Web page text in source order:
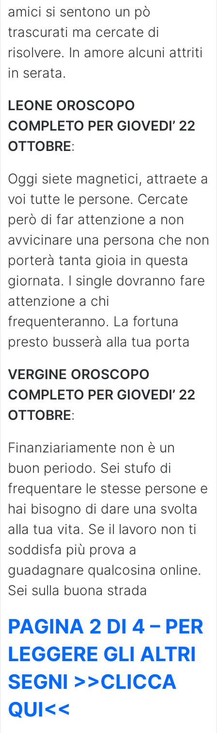
amici si sentono un pò
trascurati ma cercate di
risolvere. In amore alcuni attriti
in serata.
LEONE OROSCOPO
COMPLETO PER GIOVEDI’ 22
OTTOBRE:
Oggi siete magnetici, attraete a
voi tutte le persone. Cercate
però di far attenzione a non
avvicinare una persona che non
porterà tanta gioia in questa
giornata. I single dovranno fare
attenzione a chi
frequenteranno. La fortuna
presto busserà alla tua porta
VERGINE OROSCOPO
COMPLETO PER GIOVEDI’ 22
OTTOBRE:
Finanziariamente non è un
buon periodo. Sei stufo di
frequentare le stesse persone e
hai bisogno di dare una svolta
alla tua vita. Se il lavoro non ti
soddisfa più prova a
guadagnare qualcosina online.
Sei sulla buona strada
PAGINA 2 DI 4 – PER
LEGGERE GLI ALTRI
SEGNI >>CLICCA
QUI<<